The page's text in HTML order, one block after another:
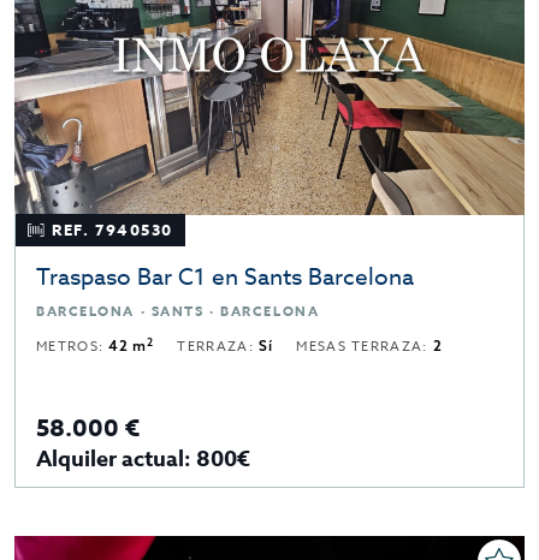
REF. 7940530
Traspaso Bar C1 en Sants Barcelona
BARCELONA · SANTS · BARCELONA
METROS:42 m2 TERRAZA:Sí MESAS TERRAZA: 2
58.000 €
Alquiler actual: 800€